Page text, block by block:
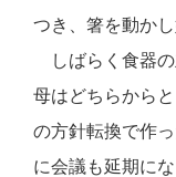
つき、箸を動かし
しばらく食器の
母はどちらから
の方針転換で作
に会議も延期に